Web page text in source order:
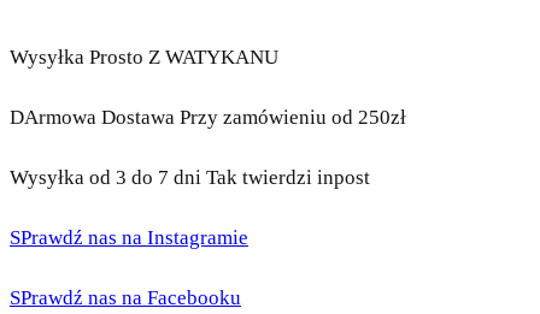
Wysyłka Prosto Z WATYKANU
DArmowa Dostawa Przy zamówieniu od 250zł
Wysyłka od 3 do 7 dni Tak twierdzi inpost
SPrawdź nas na Instagramie
SPrawdź nas na Facebooku